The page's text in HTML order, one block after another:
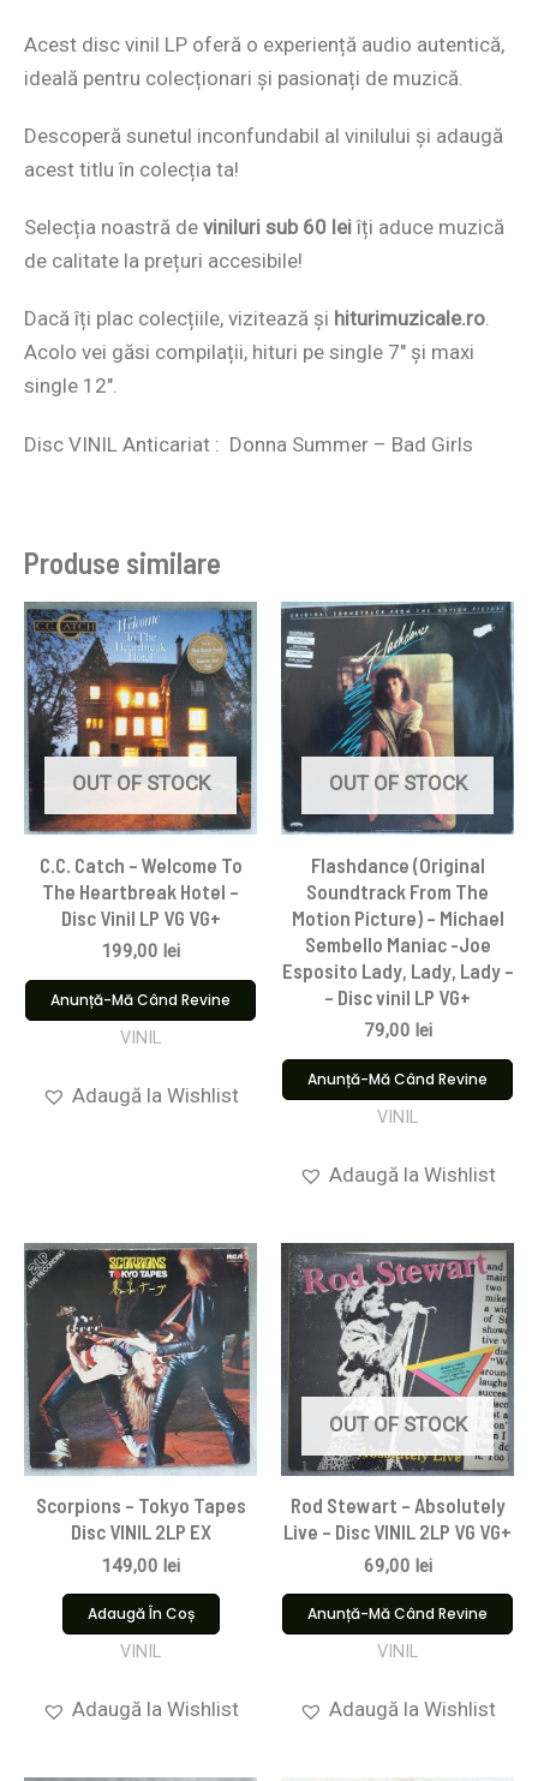
Acest disc vinil LP oferă o experiență audio autentică,
ideală pentru colecționari și pasionați de muzică.
Descoperă sunetul inconfundabil al vinilului și adaugă
acest titlu în colecția ta!
Selecția noastră de viniluri sub 60 leiîți aduce muzică
de calitate la prețuri accesibile!
Dacă îți plac colecțiile, vizitează și hiturimuzicale.ro.
Acolo vei găsi compilații, hituri pe single 7″ și maxi
single 12″.
Disc VINIL Anticariat : Donna Summer – Bad Girls
Produse similare
OUT OF STOCK
C.C. Catch – Welcome To
The Heartbreak Hotel –
Disc Vinil LP VG VG+
199,00 lei
Anunță-Mă Când Revine
VINIL
Adaugă la Wishlist
OUT OF STOCK
Flashdance (Original
Soundtrack From The
Motion Picture) – Michael
Sembello Maniac -Joe
Esposito Lady, Lady, Lady –
– Disc vinil LP VG+
79,00 lei
Anunță-Mă Când Revine
VINIL
Adaugă la Wishlist
Scorpions ‎– Tokyo Tapes
Disc VINIL 2LP EX
149,00 lei
Adaugă În Coș
VINIL
Adaugă la Wishlist
OUT OF STOCK
Rod Stewart – Absolutely
Live – Disc VINIL 2LP VG VG+
69,00 lei
Anunță-Mă Când Revine
VINIL
Adaugă la Wishlist